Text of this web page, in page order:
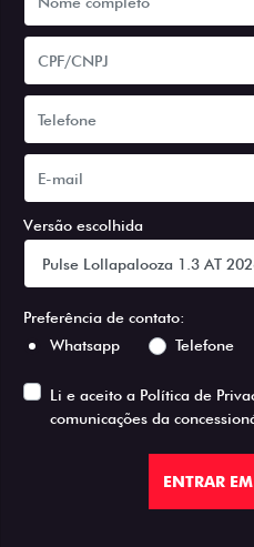
Versão escolhida
Preferência de contato:
Whatsapp
Telefone
Li e aceito a Política de
comunicações da
ENTRAR